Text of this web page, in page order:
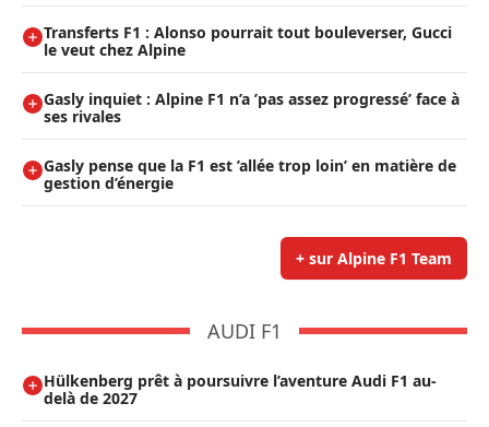
Transferts F1 : Alonso pourrait tout bouleverser, Gucci
le veut chez Alpine
Gasly inquiet : Alpine F1 n’a ’pas assez progressé’ face à
ses rivales
Gasly pense que la F1 est ’allée trop loin’ en matière de
gestion d’énergie
+ sur Alpine F1 Team
AUDI F1
Hülkenberg prêt à poursuivre l’aventure Audi F1 au-
delà de 2027